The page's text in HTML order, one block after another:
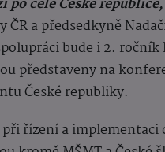
ČR a předsedkyně
bude i 2.
představeny na
České republiky.
řízení a implementaci